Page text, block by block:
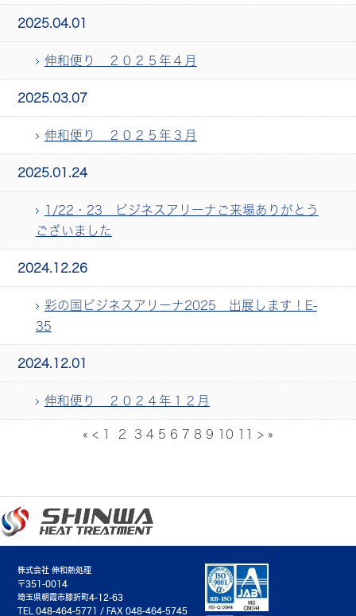
2025.04.01
伸和便り ２０２５年４月
2025.03.07
伸和便り ２０２５年３月
2025.01.24
1/22・23 ビジネスアリーナご来場ありがとう
ございました
2024.12.26
彩の国ビジネスアリーナ2025 出展します！E-
35
2024.12.01
伸和便り ２０２４年１２月
« < 1 2 3 4 5 6 7 8 9 10 11 > »
株式会社 伸和熱処理
〒351-0014
埼玉県朝霞市膝折町4-12-63
TEL 048-464-5771 / FAX 048-464-5745